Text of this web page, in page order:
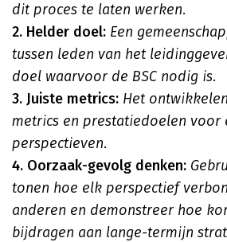
dit proces te laten werken.
2. Helder doel: Een
tussen leden van het
doel waarvoor de BSC nodig is.
3. Juiste metrics: Het
metrics en prestatiedoelen voor
perspectieven.
4. Oorzaak-gevolg denken:
tonen hoe elk perspectief
anderen en demonstreer hoe
bijdragen aan lange-termijn